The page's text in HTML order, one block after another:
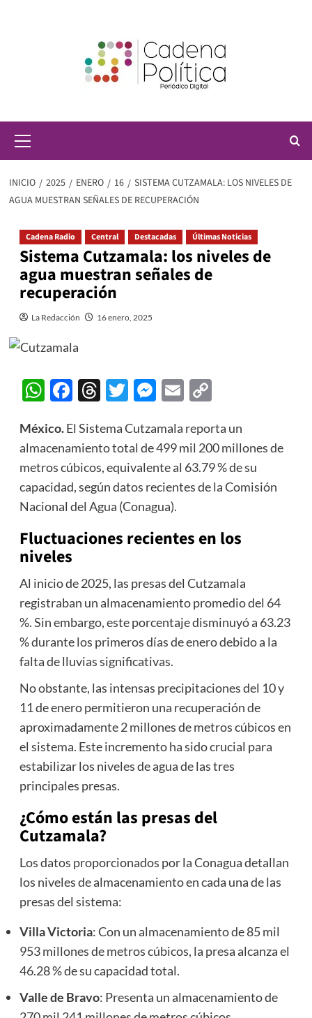
principal
INICIO 2025 ENERO 16
SISTEMA CUTZAMALA: LOS NIVELES DE
AGUA MUESTRAN SEÑALES DE RECUPERACIÓN
Cadena Radio Central Destacadas Últimas Noticias
Sistema Cutzamala: los niveles de
agua muestran señales de
recuperación
La Redacción 16 enero, 2025
WhatsApp
Facebook
Threads
Twitter
Messenger
EmailCopy
México.El Sistema Cutzamala reporta un
almacenamiento total de 499 mil 200 millones de
metros cúbicos, equivalente al 63.79 % de su
capacidad, según datos recientes de la Comisión
Nacional del Agua (Conagua).
Fluctuaciones recientes en los
niveles
Al inicio de 2025, las presas del Cutzamala
registraban un almacenamiento promedio del 64
%. Sin embargo, este porcentaje disminuyó a 63.23
% durante los primeros días de enero debido a la
falta de lluvias significativas.
No obstante, las intensas precipitaciones del 10 y
11 de enero permitieron una recuperación de
aproximadamente 2 millones de metros cúbicos en
el sistema. Este incremento ha sido crucial para
estabilizar los niveles de agua de las tres
principales presas.
¿Cómo están las presas del
Cutzamala?
Los datos proporcionados por la Conagua detallan
los niveles de almacenamiento en cada una de las
presas del sistema:
Villa Victoria: Con un almacenamiento de 85 mil
953 millones de metros cúbicos, la presa alcanza el
46.28 % de su capacidad total.
Valle de Bravo: Presenta un almacenamiento de